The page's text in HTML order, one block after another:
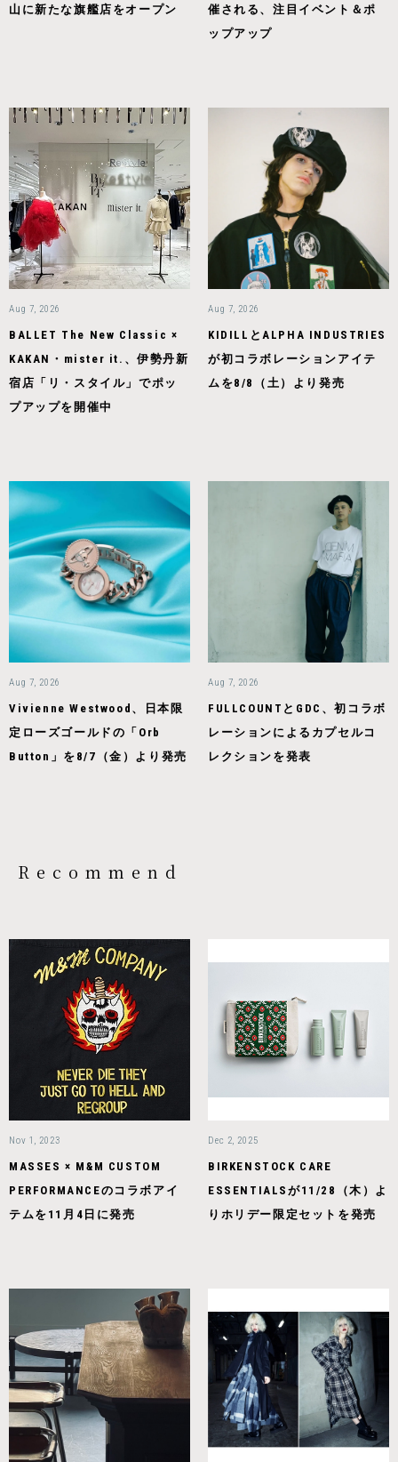
山に新たな旗艦店をオープン
催される、注目イベント＆ポ
ップアップ
Aug 7, 2026
BALLET The New Classic ×
KAKAN・mister it.、伊勢丹新
宿店「リ・スタイル」でポッ
プアップを開催中
Aug 7, 2026
KIDILLとALPHA INDUSTRIES
が初コラボレーションアイテ
ムを8/8（土）より発売
Aug 7, 2026
Vivienne Westwood、日本限
定ローズゴールドの「Orb
Button」を8/7（金）より発売
Aug 7, 2026
FULLCOUNTとGDC、初コラボ
レーションによるカプセルコ
レクションを発表
Recommend
Nov 1, 2023
MASSES × M&M CUSTOM
PERFORMANCEのコラボアイ
テムを11月4日に発売
Dec 2, 2025
BIRKENSTOCK CARE
ESSENTIALSが11/28（木）よ
りホリデー限定セットを発売